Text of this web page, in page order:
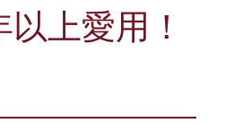
上愛用！